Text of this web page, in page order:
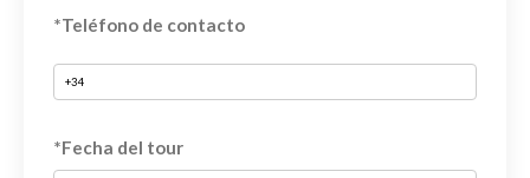
*Teléfono de contacto
*Fecha del tour